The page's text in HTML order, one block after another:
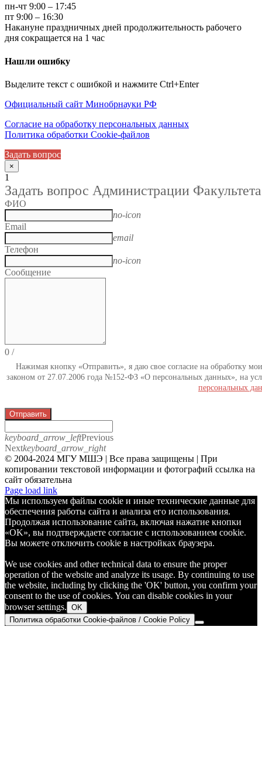
пн-чт 9:00 – 17:45
пт 9:00 – 16:30
Накануне праздничных дней продолжительность рабочего
дня сокращается на 1 час
Нашли ошибку
Выделите текст с ошибкой и нажмите Ctrl+Enter
Официальный сайт Минобрнауки РФ
Согласие на обработку персональных данных
Политика обработки Cookie-файлов
Задать вопрос
×
1
Задать вопрос Администрации Факультета
ФИО
no-icon
Email
email
Телефон
no-icon
Сообщение
0 /
Нажимая кнопку «Отправить», я даю свое согласие на обработку
законом от 27.07.2006 года №152-ФЗ «О персональных данных», на
персональных
Отправить
keyboard_arrow_leftPrevious
Nextkeyboard_arrow_right
© 2004-2024 МГУ МШЭ | Все права защищены | При
копировании текстовой информации и фотографий ссылка на
сайт обязательна
Telegram
Page load link
Мы используем файлы cookie и иные технические данные для
обеспечения работы сайта и анализа его использования.
Продолжая использование сайта, включая нажатие кнопки
«OK», вы подтверждаете согласие с использованием cookie.
Вы можете отключить cookie в настройках браузера.
We use cookies and other technical data to ensure the proper
operation of the website and analyze its usage. By continuing to use
the website, including by clicking the 'OK' button, you confirm your
consent to the use of cookies. You can disable cookies in your
browser settings. OK
Политика обработки Cookie-файлов / Cookie Policy